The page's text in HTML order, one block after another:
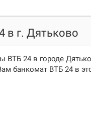
в г. Дятьково
ВТБ 24 в городе
банкомат ВТБ 24 в